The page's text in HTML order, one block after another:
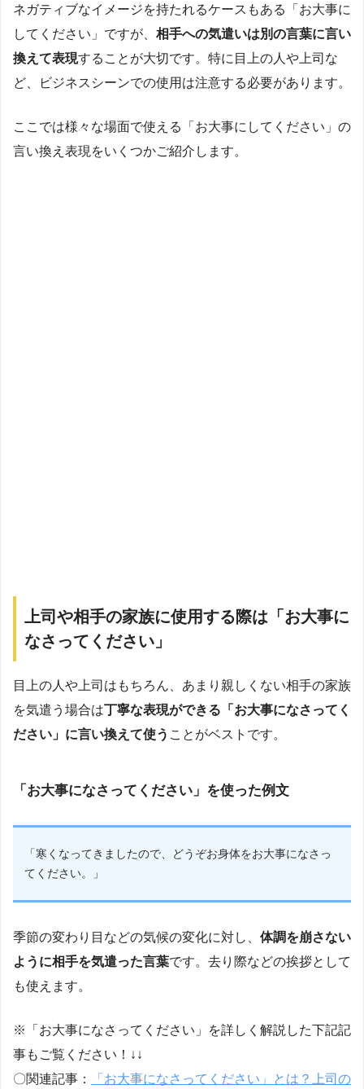
ネガティブなイメージを持たれるケースもある「お大事に
してください」ですが、 相手への気遣いは別の言葉に言い
換えて表現することが大切です。特に目上の人や上司な
ど、ビジネスシーンでの使用は注意する必要があります。
ここでは様々な場面で使える「お大事にしてください」の
言い換え表現をいくつかご紹介します。
上司や相手の家族に使用する際は「お大事に
なさってください」
目上の人や上司はもちろん、あまり親しくない相手の家族
を気遣う場合は丁寧な表現ができる「お大事になさってく
ださい」に言い換えて使う ことがベストです。
「お大事になさってください」を使った例文
「寒くなってきましたので、どうぞお身体をお大事になさっ
てください。」
季節の変わり目などの気候の変化に対し、 体調を崩さない
ように相手を気遣った言葉です。去り際などの挨拶として
も使えます。
※「お大事になさってください」を詳しく解説した下記記
事もご覧ください！↓↓
〇関連記事：
「お大事になさってください」とは？上司の